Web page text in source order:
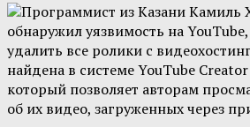
Программист из Казани Камиль
обнаружил уязвимость на
удалить все ролики с
найдена в системе YouTube
который позволяет авторам
об их видео, загруженных через